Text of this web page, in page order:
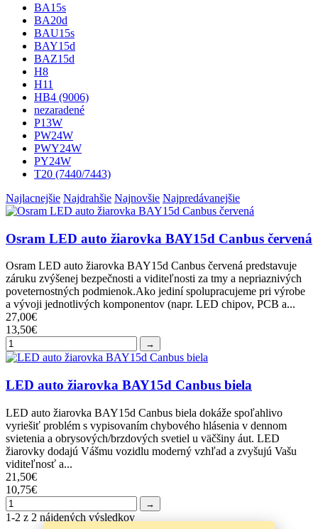
BA15s
BA20d
BAU15s
BAY15d
BAZ15d
H8
H11
HB4 (9006)
nezaradené
P13W
PW24W
PWY24W
PY24W
T20 (7440/7443)
Najlacnejšie Najdrahšie Najnovšie Najpredávanejšie
Osram LED auto žiarovka BAY15d Canbus červená
Osram LED auto žiarovka BAY15d Canbus červená predstavuje
záruku zvýšenej bezpečnosti a viditeľnosti za tmy a nepriaznivých
poveternostných podmienok.Ako jediní spolupracujeme pri výrobe
a vývoji jednotlivých komponentov (napr. LED chipov, PCB a...
27,00€
13,50€
→
LED auto žiarovka BAY15d Canbus biela
LED auto žiarovka BAY15d Canbus biela dokáže spoľahlivo
vyriešiť problém s vypisovaním chybového hlásenia v dennom
svietenia a obrysových/brzdových svetiel u väčšiny áut. LED
žiarovky dodajú Vášmu vozidlu moderný vzhľad a zvyšujú Vašu
viditeľnosť a...
21,50€
10,75€
→
1-2 z 2 nájdených výsledkov